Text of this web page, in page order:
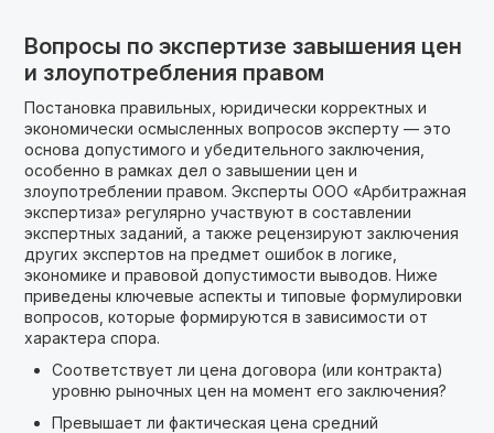
Вопросы по экспертизе завышения цен
и злоупотребления правом
Постановка правильных, юридически корректных и
экономически осмысленных вопросов эксперту — это
основа допустимого и убедительного заключения,
особенно в рамках дел о завышении цен и
злоупотреблении правом. Эксперты ООО «Арбитражная
экспертиза» регулярно участвуют в составлении
экспертных заданий, а также рецензируют заключения
других экспертов на предмет ошибок в логике,
экономике и правовой допустимости выводов. Ниже
приведены ключевые аспекты и типовые формулировки
вопросов, которые формируются в зависимости от
характера спора.
Соответствует ли цена договора (или контракта)
уровню рыночных цен на момент его заключения?
Превышает ли фактическая цена средний